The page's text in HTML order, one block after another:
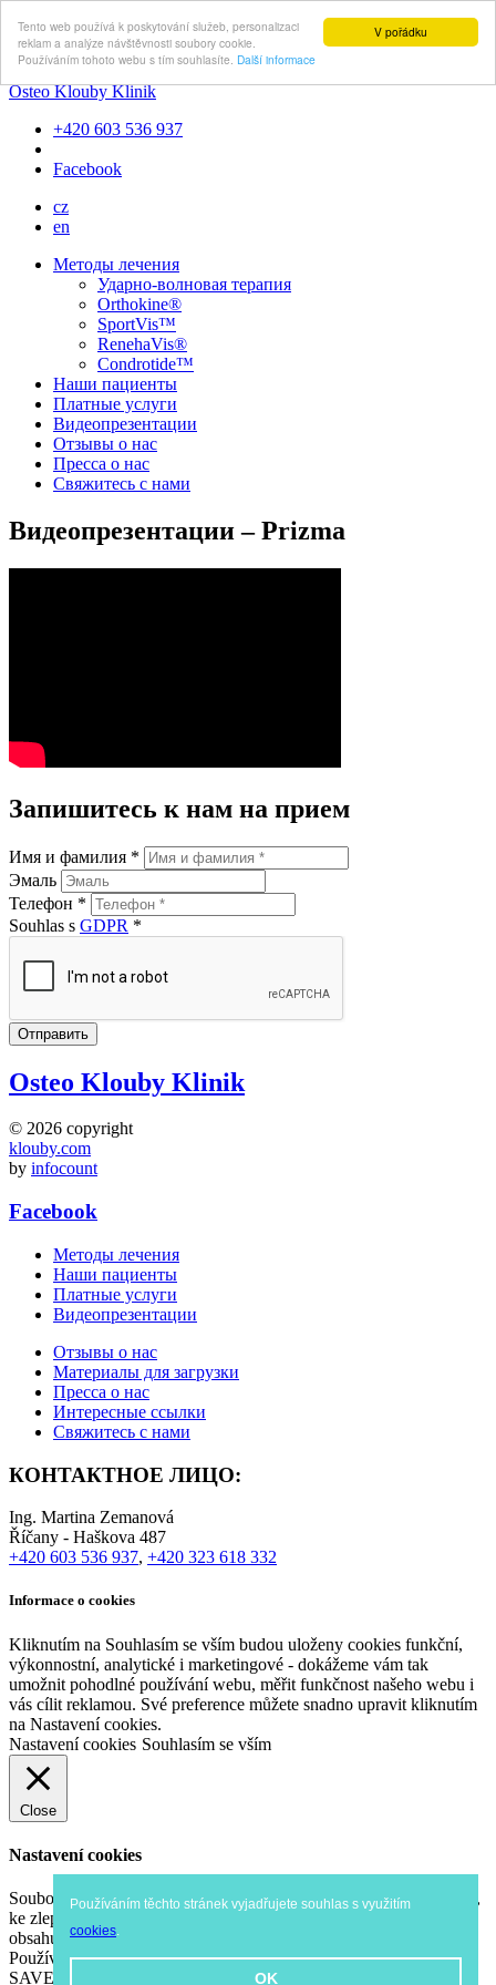
V pořádku
Tento web používá k poskytování služeb, personalizaci
reklam a analýze návštěvnosti soubory cookie.
Používáním tohoto webu s tím souhlasíte. Další informace
Používáním těchto stránek vyjadřujete souhlas s využitím
cookies
OK
Osteo Klouby Klinik
+420 603 536 937
Facebook
cz
en
Методы лечения
Ударно-волновая терапия
Orthokine®
SportVis™
RenehaVis®
Condrotide™
Наши пациенты
Платные услуги
Видеопрезентации
Отзывы о нас
Пресса о нас
Свяжитесь с нами
Видеопрезентации – Prizma
Запишитесь к нам на прием
Имя и фамилия *
Эмаль
Телефон *
Souhlas s GDPR *
Osteo Klouby Klinik
© 2026 copyright
klouby.com
by infocount
Facebook
Методы лечения
Наши пациенты
Платные услуги
Видеопрезентации
Отзывы о нас
Mатериалы для загрузки
Пресса о нас
Интересные ссылки
Свяжитесь с нами
КОНТАКТНОЕ ЛИЦО:
Ing. Martina Zemanová
Říčany - Haškova 487
+420 603 536 937, +420 323 618 332
Informace o cookies
Kliknutím na Souhlasím se vším budou uloženy cookies funkční,
výkonnostní, analytické i marketingové - dokážeme vám tak
umožnit pohodlné používání webu, měřit funkčnost našeho webu i
vás cílit reklamou. Své preference můžete snadno upravit kliknutím
na Nastavení cookies.
Nastavení cookies Souhlasím se vším
Close
Nastavení cookies
Soubory cookie používáme k analýze údajů o našich návštěvnících,
ke zlepšení našich webových stránek, zobrazení personalizovaného
obsahu a k tomu, abychom vám poskytli skvělý zážitek z webu.
Používáním tohoto webu s tímto používáním souhlasíte.
SAVE & ACCEPT